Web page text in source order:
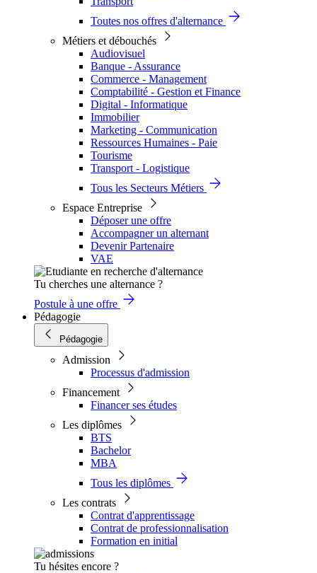
Toutes nos offres d'alternance
Métiers et débouchés
Audiovisuel
Banque - Assurance
Commerce - Management
Comptabilité - Gestion et Finance
Digital - Informatique
Immobilier
Marketing - Communication
Ressources Humaines - Paie
Tourisme
Transport - Logistique
Tous les Secteurs Métiers
Espace Entreprise
Déposer une offre
Accompagner un alternant
Devenir Partenaire
VAE
Tu cherches une alternance ?
Postule à une offre
Pédagogie
Pédagogie
Admission
Processus d'admission
Financement
Financer ses études
Les diplômes
BTS
Bachelor
MBA
Tous les diplômes
Les contrats
Contrat d'apprentissage
Contrat de professionnalisation
Formation en initial
Tu hésites encore ?